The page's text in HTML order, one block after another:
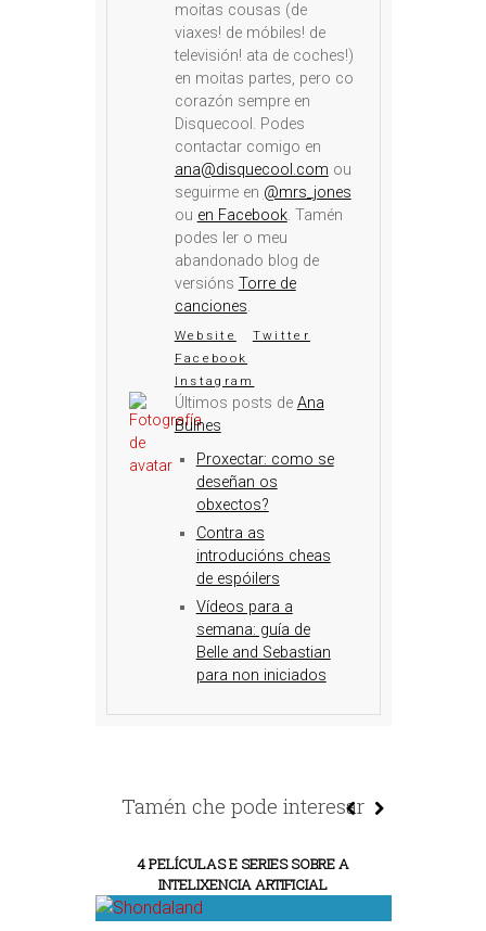
moitas cousas (de
viaxes! de móbiles! de
televisión! ata de coches!)
en moitas partes, pero co
corazón sempre en
Disquecool. Podes
contactar comigo en
ana@disquecool.com ou
seguirme en @mrs_jones
ou en Facebook. Tamén
podes ler o meu
abandonado blog de
versións Torre de
canciones.
Website
Twitter
Facebook
Instagram
Últimos posts de Ana
Bulnes
Proxectar: como se
deseñan os
obxectos?
Contra as
introducións cheas
de espóilers
Vídeos para a
semana: guía de
Belle and Sebastian
para non iniciados
Tamén che pode interesar
4 PELÍCULAS E SERIES SOBRE A
INTELIXENCIA ARTIFICIAL